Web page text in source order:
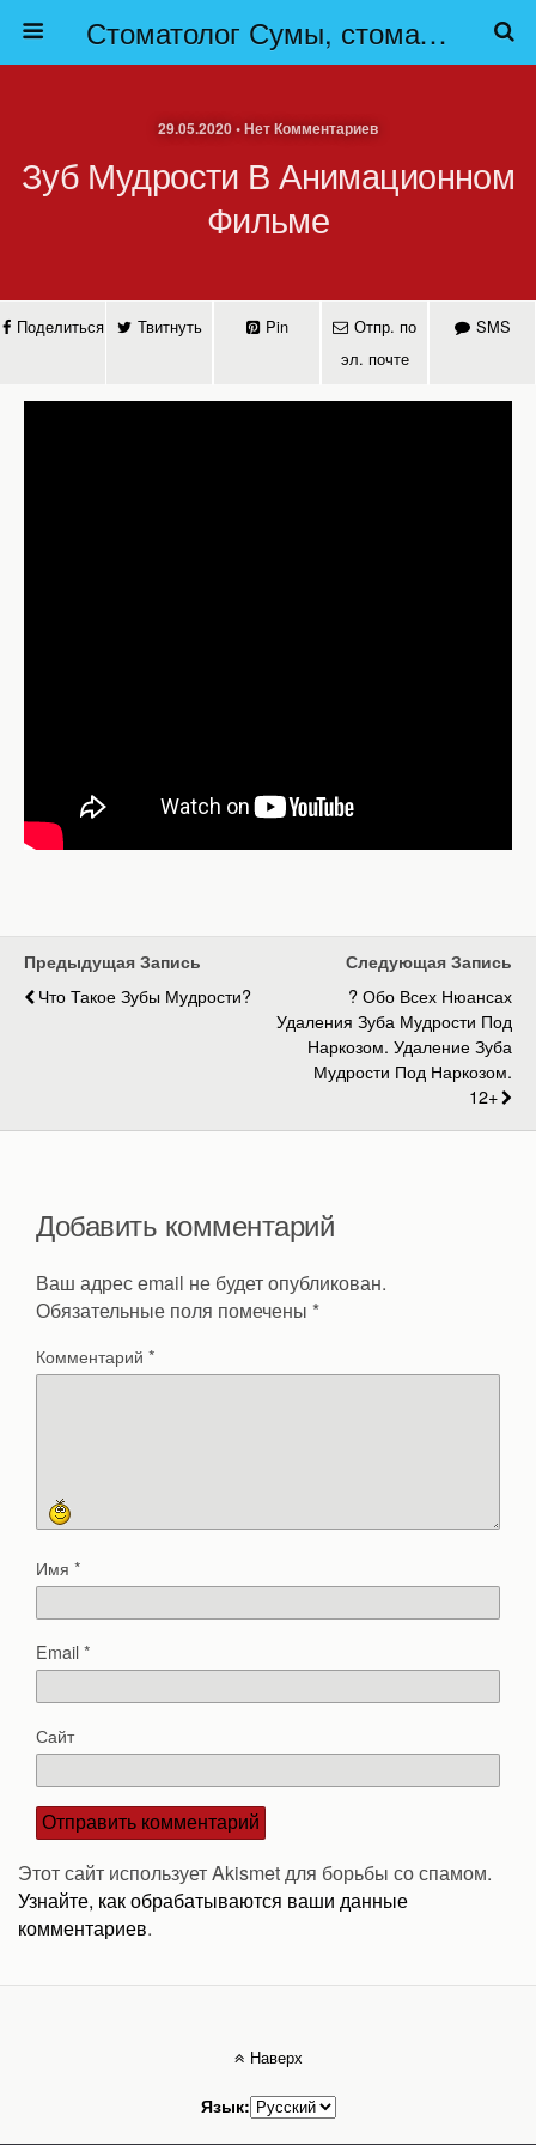
Стоматолог Сумы, стоматологические клиники Сумы, детская стоматология в Сумах. | Частная стоматология Сумы
29.05.2020 • Нет Комментариев
Зуб Мудрости В Анимационном
Фильме
Поделиться Твитнуть Pin
Отпр. по
эл. почте
SMS
Предыдущая Запись
Что Такое Зубы Мудрости?
Следующая Запись
? Обо Всех Нюансах
Удаления Зуба Мудрости Под
Наркозом. Удаление Зуба
Мудрости Под Наркозом.
12+
Добавить комментарий
Ваш адрес email не будет опубликован.
Обязательные поля помечены *
Комментарий *
Имя *
Email*
Сайт
Этот сайт использует Akismet для борьбы со спамом.
Узнайте, как обрабатываются ваши данные
комментариев.
Наверх
Язык: